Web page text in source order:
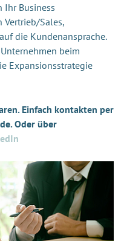
Ihr Business
Vertrieb/Sales,
die Kundenansprache.
beim
Expansionsstrategie
Einfach kontakten per
Oder über